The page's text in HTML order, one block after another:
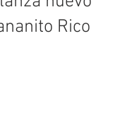
Rico